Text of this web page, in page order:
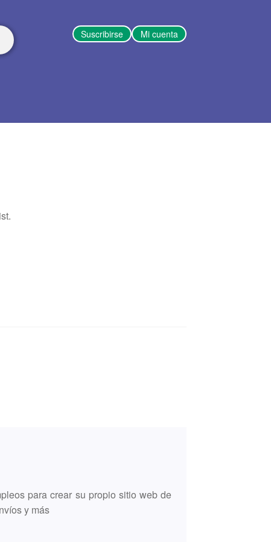
Suscribirse Mi cuenta
para crear su propio sitio web de
y más